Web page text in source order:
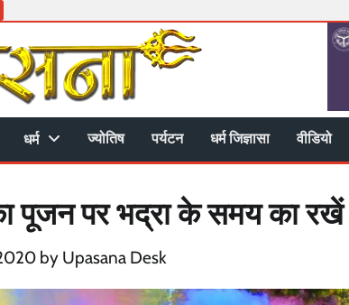
धर्म ज्योतिष पर्यटन धर्म जिज्ञासा वीडियो
पूजन पर भद्रा के समय का रखें
by Upasana Desk